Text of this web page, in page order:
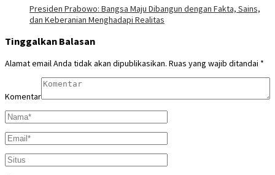
Presiden Prabowo: Bangsa Maju Dibangun dengan Fakta, Sains,
dan Keberanian Menghadapi Realitas
Tinggalkan Balasan
Alamat email Anda tidak akan dipublikasikan. Ruas yang wajib ditandai *
Komentar